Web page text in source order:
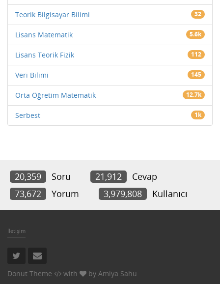
Teorik Bilgisayar Bilimi 32
Lisans Matematik 5.6k
Lisans Teorik Fizik 112
Veri Bilimi 145
Orta Öğretim Matematik 12.7k
Serbest 1k
20,359 Soru 21,912
Cevap
73,672
Yorum 3,979,808 Kullanıcı
İletişim
Donut Theme with by Amiya Sahu